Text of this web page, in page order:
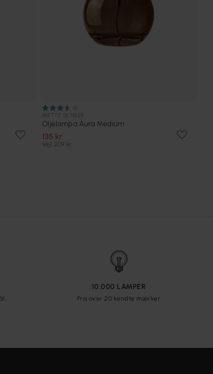
Oljelampa Aura Medium
135 kr.
Vejl. 209 kr.
10.000 LAMPER
Fra over 20 kendte mærker